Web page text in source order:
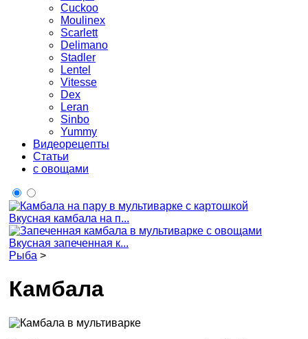
Cuckoo
Moulinex
Scarlett
Delimano
Stadler
Lentel
Vitesse
Dex
Leran
Sinbo
Yummy
Видеорецепты
Статьи
с овощами
Вкусная камбала на п...
Вкусная запеченная к...
Рыба >
Камбала